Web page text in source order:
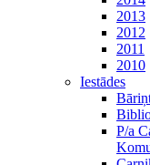
2013
2012
2011
2010
Iestādes
P/a